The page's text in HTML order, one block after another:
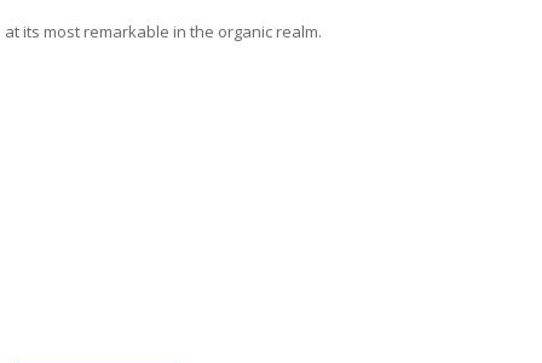
its most remarkable in the organic realm.